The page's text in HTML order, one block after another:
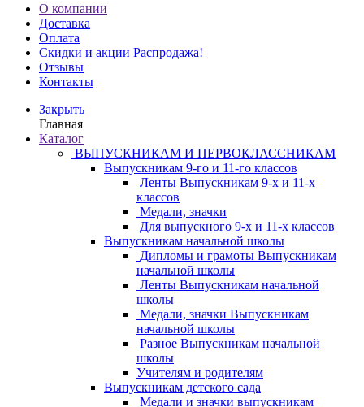
О компании
Доставка
Оплата
Скидки и акции Распродажа!
Отзывы
Контакты
Закрыть
Главная
Каталог
ВЫПУСКНИКАМ И ПЕРВОКЛАССНИКАМ
Выпускникам 9-го и 11-го классов
Ленты Выпускникам 9-х и 11-х
классов
Медали, значки
Для выпускного 9-х и 11-х классов
Выпускникам начальной школы
Дипломы и грамоты Выпускникам
начальной школы
Ленты Выпускникам начальной
школы
Медали, значки Выпускникам
начальной школы
Разное Выпускникам начальной
школы
Учителям и родителям
Выпускникам детского сада
Медали и значки выпускникам